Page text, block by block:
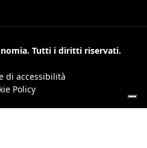
Tutti i diritti riservati.
di accessibilità
Policy